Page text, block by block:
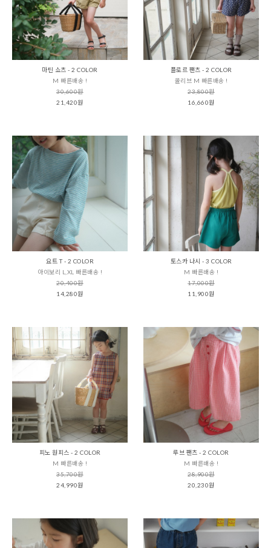
마틴 쇼츠 - 2 COLOR
M 빠른배송 !
30,600원
21,420원
플로르 팬츠 - 2 COLOR
올리브 M 빠른배송 !
23,800원
16,660원
요트 T - 2 COLOR
아이보리 L,XL 빠른배송 !
20,400원
14,280원
토스카 나시 - 3 COLOR
M 빠른배송 !
17,000원
11,900원
피노 원피스 - 2 COLOR
M 빠른배송 !
35,700원
24,990원
루브 팬츠 - 2 COLOR
M 빠른배송 !
28,900원
20,230원